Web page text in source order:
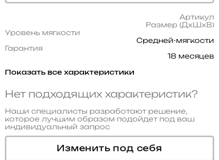
Артикул
Размер (ДхШхВ)
Уровень мягкости
Средней-мягкости
Гарантия
18 месяцев
Показать все характеристики
Нет подходящих характеристик?
Наши специалисты разработают решение,
которое лучшим образом подойдет под ваш
индивидуальный запрос
Изменить под себя